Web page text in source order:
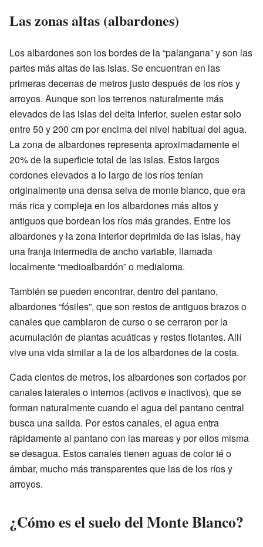
Las zonas altas (albardones)
Los albardones son los bordes de la “palangana” y son las
partes más altas de las islas. Se encuentran en las
primeras decenas de metros justo después de los ríos y
arroyos. Aunque son los terrenos naturalmente más
elevados de las islas del delta inferior, suelen estar solo
entre 50 y 200 cm por encima del nivel habitual del agua.
La zona de albardones representa aproximadamente el
20% de la superficie total de las islas. Estos largos
cordones elevados a lo largo de los ríos tenían
originalmente una densa selva de monte blanco, que era
más rica y compleja en los albardones más altos y
antiguos que bordean los ríos más grandes. Entre los
albardones y la zona interior deprimida de las islas, hay
una franja intermedia de ancho variable, llamada
localmente “medioalbardón” o medialoma.
También se pueden encontrar, dentro del pantano,
albardones “fósiles”, que son restos de antiguos brazos o
canales que cambiaron de curso o se cerraron por la
acumulación de plantas acuáticas y restos flotantes. Allí
vive una vida similar a la de los albardones de la costa.
Cada cientos de metros, los albardones son cortados por
canales laterales o internos (activos e inactivos), que se
forman naturalmente cuando el agua del pantano central
busca una salida. Por estos canales, el agua entra
rápidamente al pantano con las mareas y por ellos misma
se desagua. Estos canales tienen aguas de color té o
ámbar, mucho más transparentes que las de los ríos y
arroyos.
¿Cómo es el suelo del Monte Blanco?